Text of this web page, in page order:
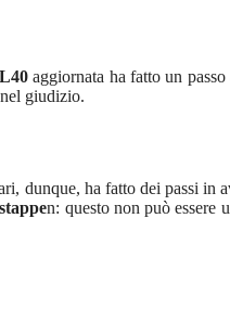
aggiornata ha fatto un
giudizio.
dunque, ha fatto dei passi in
n: questo non può essere